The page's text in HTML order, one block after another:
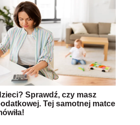
Sprawdź, czy masz
Tej samotnej matce